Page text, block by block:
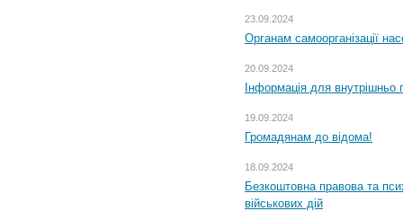
23.09.2024
Органам самоорганізації
20.09.2024
Інформація для внутрішньо
19.09.2024
Громадянам до відома!
18.09.2024
Безкоштовна правова та
військових дій